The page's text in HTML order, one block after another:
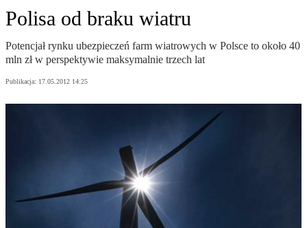
Polisa od braku wiatru
Potencjał rynku ubezpieczeń farm wiatrowych w Polsce to około 40
mln zł w perspektywie maksymalnie trzech lat
Publikacja: 17.05.2012 14:25